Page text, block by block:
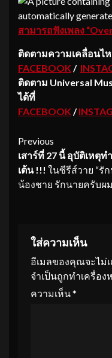
สามารถฟังเพลง
ติดตามความเคลื่อนไ
FACEBOOK /
ติดตาม Universal
ได้ที่
FACEBOOK /
Continue
Reading
Previous
เสาร์ที่ 27 นี้ อุบัติเหตุท
เต้น !!! ในซีรีส์วาย “รั
น้องชาย รักนายครับผ
ใส่ความเห็น
อีเมลของคุณจะไม่
จำเป็นถูกทำเครื่อง
ความเห็น*